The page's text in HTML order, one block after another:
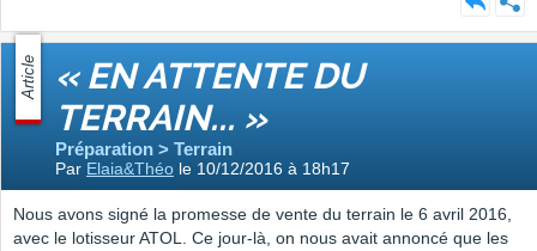
Article « EN ATTENTE DU
TERRAIN... »
Préparation > Terrain
Par Elaia&Théo le 10/12/2016 à 18h17
Nous avons signé la promesse de vente du terrain le 6 avril 2016,
avec le lotisseur ATOL. Ce jour-là, on nous avait annoncé que les